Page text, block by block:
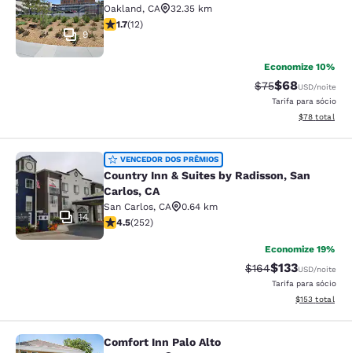
9
Oakland, CA
32.35 km
classificação 1.67 estrelas. Razoável. 12 avaliações
1.7(12)
Economize 10%
Tarifa anterior
$75Tarifa com
$68USD/noite
Tarifa para sócio
Exibir
$78 total
Country Inn & Suites by Radisson,
14
VENCEDOR DOS PRÊMIOS
Country Inn & Suites by Radisson, San
Carlos, CA
San Carlos, CA
0.64 km
classificação 4.47 estrelas. Excelente. 252 avaliações
4.5(252)
Economize 19%
Tarifa anterior
$164Tarifa com
$133USD/noite
Tarifa para sócio
Exibir
$153 total
Comfort Inn Palo Alto
Comfort Inn Palo Alto